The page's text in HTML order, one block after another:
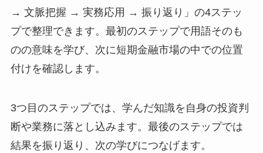
→ 文脈把握 → 実務応用 → 振り返り」の4ステッ
プで整理できます。最初のステップで用語そのも
のの意味を学び、次に短期金融市場の中での位置
付けを確認します。
3つ目のステップでは、学んだ知識を自身の投資判
断や業務に落とし込みます。最後のステップでは
結果を振り返り、次の学びにつなげます。